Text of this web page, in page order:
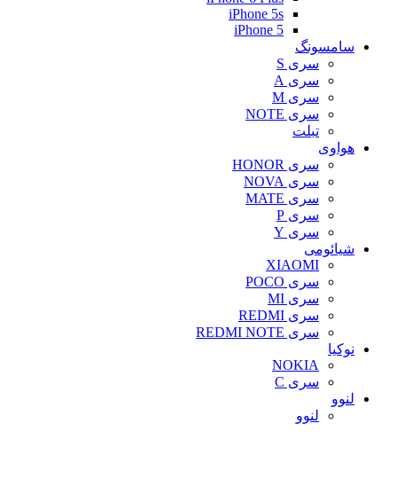
iPhone 5s
iPhone 5
سامسونگ
سری S
سری A
سری M
سری NOTE
تبلت
هواوی
سری HONOR
سری NOVA
سری MATE
سری P
سری Y
شیائومی
XIAOMI
سری POCO
سری MI
سری REDMI
سری REDMI NOTE
نوکیا
NOKIA
سری C
لنوو
لنوو